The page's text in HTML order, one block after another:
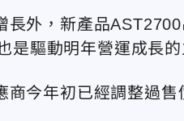
外，新產品
驅動明年營運成長的
今年初已經調整過